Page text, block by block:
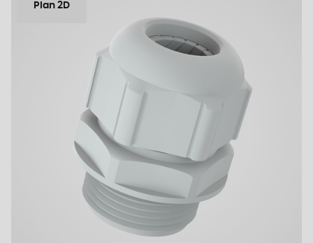
Plan 2D